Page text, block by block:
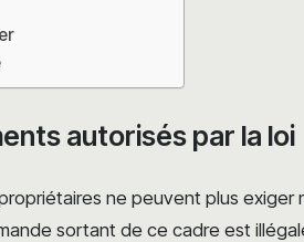
autorisés par la loi
ne peuvent plus exiger
sortant de ce cadre est